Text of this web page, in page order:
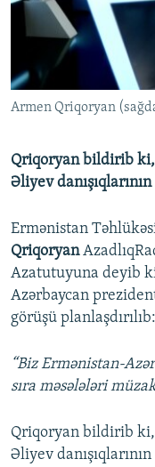
İNFOQRAFIKA
KARIKATURA
AZƏRBAYCAN
İSLAM VƏ DEMOKRATIYA
İZ - MƏDƏNIYYƏT
MISSIYAMIZ
PEŞƏ ETIKASI VƏ
MATERIALLARIMIZDAN
AZADLIQRADIOSU
XƏBƏR
RFE/RL-in bütün
Armen Qriqoryan
Qriqoryan bildirib ki,
Əliyev
Ermənistan
Qriqoryan
Azatutuyuna deyib
Azərbaycan
görüşü planlaşdırılıb:
“Biz Ermənistan-
sıra məsələləri
Qriqoryan bildirib ki,
Əliyev